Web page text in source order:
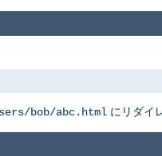
bob/abc.html にリダイ